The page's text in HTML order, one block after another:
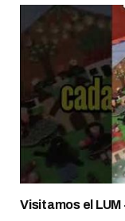
Visitamos el